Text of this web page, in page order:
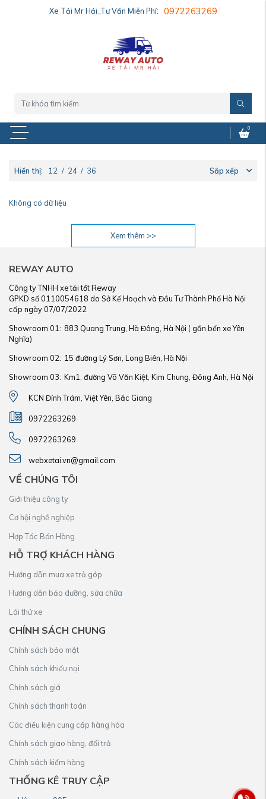
Xe Tải Mr Hải_Tư Vấn Miễn Phí: 0972263269
0
Hiển thị: 12 / 24 / 36 Sắp xếp
Không có dữ liệu
Xem thêm >>
REWAY AUTO
Công ty TNHH xe tải tốt Reway
GPKD số 0110054618 do Sở Kế Hoạch và Đầu Tư Thành Phố Hà Nội
cấp ngày 07/07/2022
Showroom 01: 883 Quang Trung, Hà Đông, Hà Nội ( gần bến xe Yên
Nghĩa)
Showroom 02: 15 đường Lý Sơn, Long Biên, Hà Nội
Showroom 03: Km1, đường Võ Văn Kiệt, Kim Chung, Đông Anh, Hà Nội
KCN Đính Trám, Việt Yên, Bắc Giang
0972263269
0972263269
webxetai.vn@gmail.com
VỀ CHÚNG TÔI
Giới thiệu công ty
Cơ hội nghề nghiệp
Hợp Tác Bán Hàng
HỖ TRỢ KHÁCH HÀNG
Hướng dẫn mua xe trả góp
Hướng dẫn bảo dưỡng, sửa chữa
Lái thử xe
CHÍNH SÁCH CHUNG
Chính sách bảo mật
Chính sách khiếu nại
Chính sách giá
Chính sách thanh toán
Các điều kiện cung cấp hàng hóa
Chính sách giao hàng, đổi trả
Chính sách kiểm hàng
THỐNG KÊ TRUY CẬP